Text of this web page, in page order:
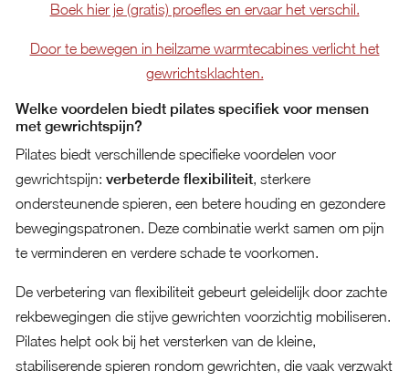
Boek hier je (gratis) proefles en ervaar het verschil.
Door te bewegen in heilzame warmtecabines verlicht het
gewrichtsklachten.
Welke voordelen biedt pilates specifiek voor mensen
met gewrichtspijn?
Pilates biedt verschillende specifieke voordelen voor
gewrichtspijn: verbeterde flexibiliteit, sterkere
ondersteunende spieren, een betere houding en gezondere
bewegingspatronen. Deze combinatie werkt samen om pijn
te verminderen en verdere schade te voorkomen.
De verbetering van flexibiliteit gebeurt geleidelijk door zachte
rekbewegingen die stijve gewrichten voorzichtig mobiliseren.
Pilates helpt ook bij het versterken van de kleine,
stabiliserende spieren rondom gewrichten, die vaak verzwakt